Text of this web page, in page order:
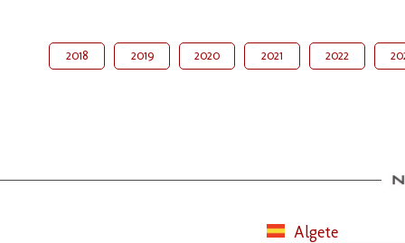
2018 2019 2020 2021 2022
Algete